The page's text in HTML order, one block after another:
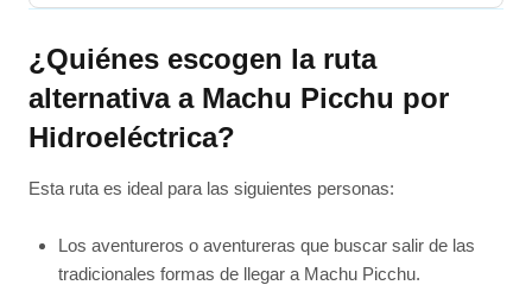
¿Quiénes escogen la ruta
alternativa a Machu Picchu por
Hidroeléctrica?
Esta ruta es ideal para las siguientes personas:
Los aventureros o aventureras que buscar salir de las
tradicionales formas de llegar a Machu Picchu.